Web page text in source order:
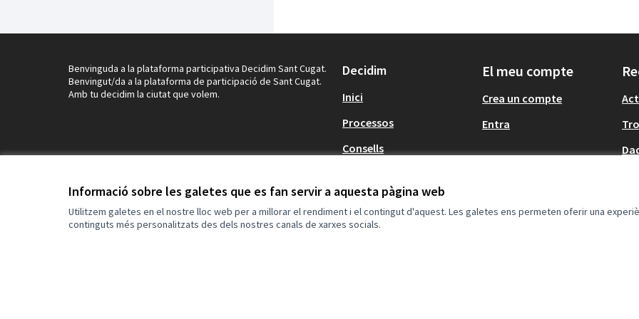
Informació sobre les galetes que es fan servir a aquesta pàgina web
Utilitzem galetes en el nostre lloc web per a millorar el rendiment i el contingut d'aquest. Les galetes ens permeten oferir una
continguts més personalitzats des dels nostres canals de xarxes socials.
Benvinguda a la plataforma participativa Decidim Sant Cugat.
Benvingut/da a la plataforma de participació de Sant Cugat.
Amb tu decidim la ciutat que volem.
Decidim
Inici
Processos
Consells
normativa
El meu compte
Crea un compte
Entra